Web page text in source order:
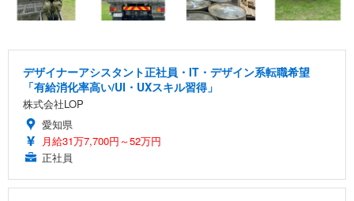
デザイナーアシスタント正社員・IT・デザイン系転職希望
「有給消化率高い/UI・UXスキル習得」
株式会社LOP
愛知県
月給31万7,700円～52万円
正社員